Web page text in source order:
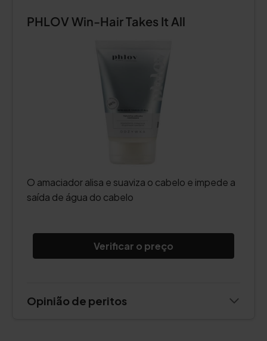
PHLOV Win-Hair Takes It All
O amaciador alisa e suaviza o cabelo e impede a
saída de água do cabelo
Verificar o preço
Opinião de peritos